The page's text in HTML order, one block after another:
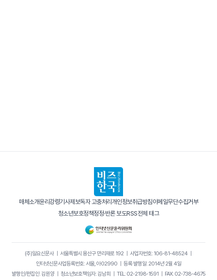
매체소개윤리강령기사제보독자 고충처리 개인정보취급방침이메일무단수집거부
청소년보호정책정정·반론 보도RSS전체 태그
(주)일요신문사｜ 서울특별시 용산구 만리재로 192｜ 사업자번호: 106-81-48524｜
인터넷신문사업등록번호: 서울, 아02990 ｜ 등록·발행일: 2014년 2월 4일
발행인/편집인: 김원양｜ 청소년보호책임자: 김남희 ｜ TEL: 02-2198-1591 ｜ FAX: 02-738-4675